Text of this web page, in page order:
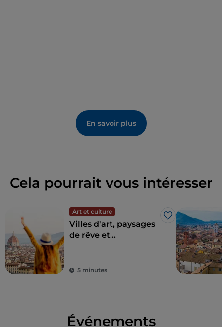
En savoir plus
Cela pourrait vous intéresser
Art et culture
J’aime
Villes d'art, paysages
de rêve et
tout touriste
5 minutes
Événements